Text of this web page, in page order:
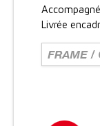
Livrée